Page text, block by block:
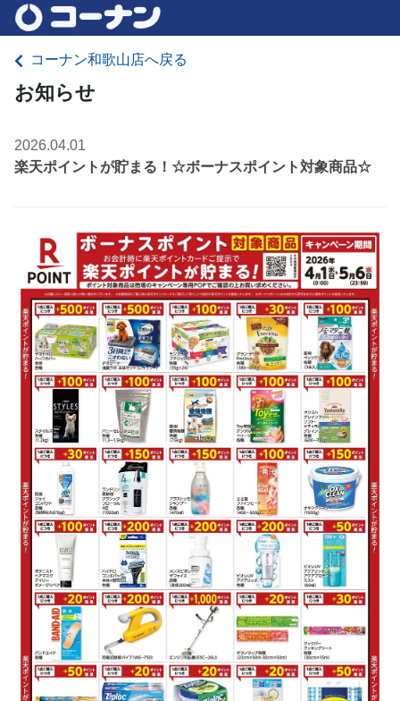
コーナン和歌山店へ戻る
お知らせ
2026.04.01
楽天ポイントが貯まる！☆ボーナスポイント対象商品☆